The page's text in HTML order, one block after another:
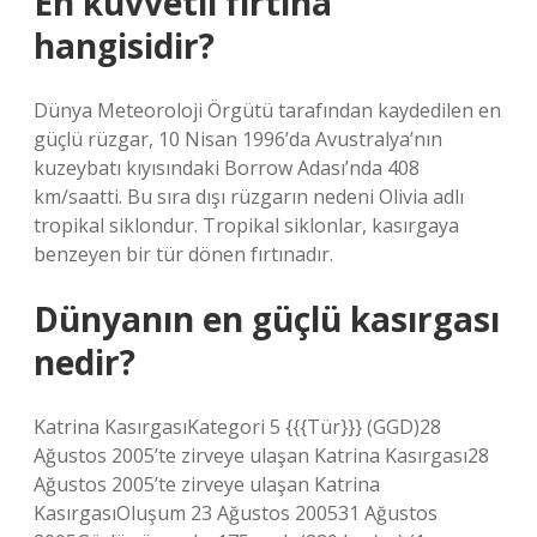
hangisidir?
Dünya Meteoroloji Örgütü tarafından kaydedilen en
güçlü rüzgar, 10 Nisan 1996’da Avustralya’nın
kuzeybatı kıyısındaki Borrow Adası’nda 408
km/saatti. Bu sıra dışı rüzgarın nedeni Olivia adlı
tropikal siklondur. Tropikal siklonlar, kasırgaya
benzeyen bir tür dönen fırtınadır.
Dünyanın en güçlü kasırgası
nedir?
Katrina KasırgasıKategori 5 {{{Tür}}} (GGD)28
Ağustos 2005’te zirveye ulaşan Katrina Kasırgası28
Ağustos 2005’te zirveye ulaşan Katrina
KasırgasıOluşum 23 Ağustos 200531 Ağustos